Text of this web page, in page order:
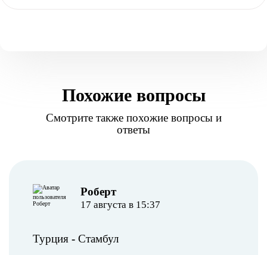
Похожие вопросы
Смотрите также похожие вопросы и
ответы
Роберт
17 августа в 15:37
Турция - Стамбул